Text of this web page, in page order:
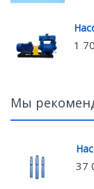
1
Мы
37